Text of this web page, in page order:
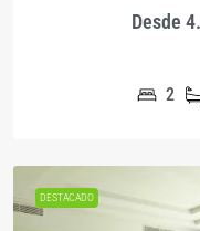
Desde
2
DESTACADO